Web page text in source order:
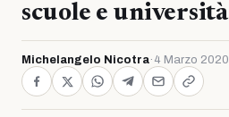
scuole e università
Michelangelo Nicotra· 4 Marzo 2020